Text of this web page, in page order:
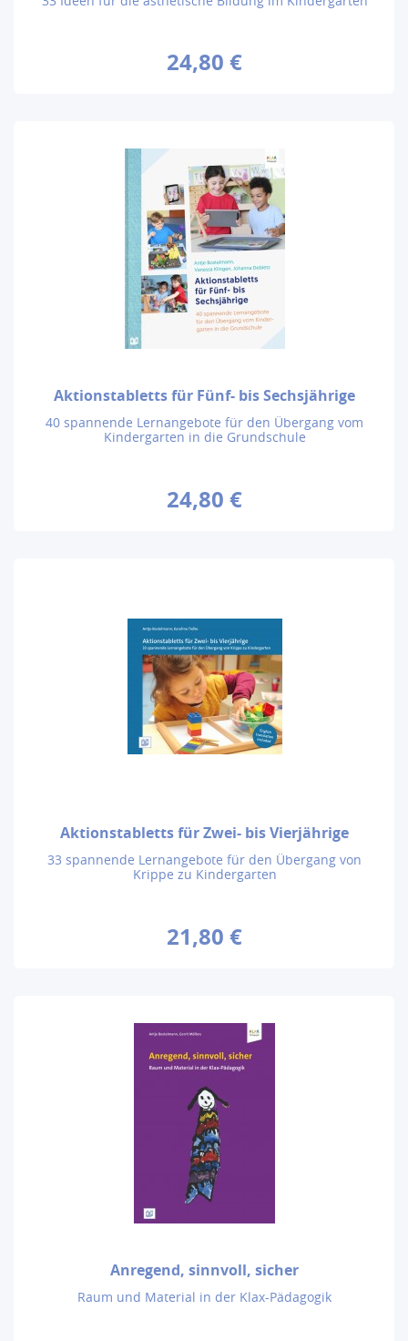
24,80 €
Aktionstabletts für Fünf- bis Sechsjährige
40 spannende Lernangebote für den Übergang vom
Kindergarten in die Grundschule
24,80 €
Aktionstabletts für Zwei- bis Vierjährige
33 spannende Lernangebote für den Übergang von
Krippe zu Kindergarten
21,80 €
Anregend, sinnvoll, sicher
Raum und Material in der Klax-Pädagogik